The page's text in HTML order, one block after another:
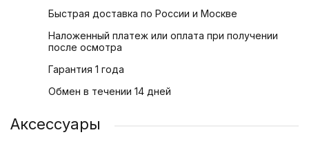
Быстрая доставка по России и Москве
Наложенный платеж или оплата при получении
после осмотра
Гарантия 1 года
Обмен в течении 14 дней
Аксессуары